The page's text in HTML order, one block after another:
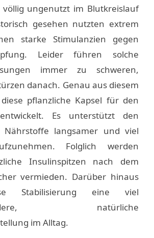
ungenutzt im Blutkreislauf
gesehen nutzten extrem
starke Stimulanzien gegen
Leider führen solche
immer zu schweren,
danach. Genau aus diesem
pflanzliche Kapsel für den
entwickelt. Es unterstützt den
Nährstoffe langsamer und viel
Folglich werden
Insulinspitzen nach dem
vermieden. Darüber hinaus
Stabilisierung eine viel
natürliche
im Alltag.